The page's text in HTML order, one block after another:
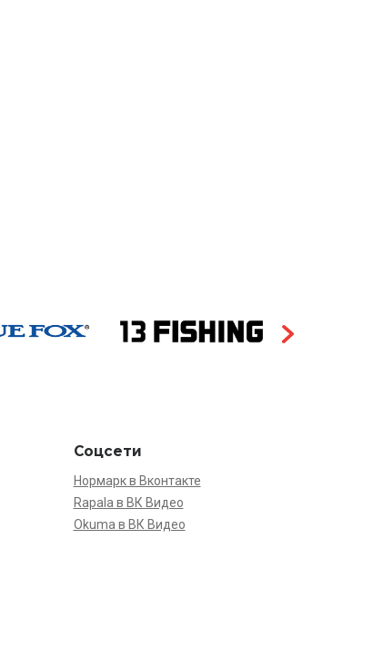
Соцсети
Нормарк в Вконтакте
Rapala в ВК Видео
Okuma в ВК Видео